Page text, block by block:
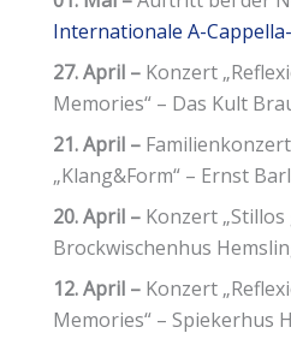
Internationale A-
27. April – Konzert
Memories“ – Das Kult
21. April –
„Klang&Form“ – Ernst
20. April – Konzert „Stillos
Brockwischenhus
12. April – Konzert
Memories“ – Spiekerhus